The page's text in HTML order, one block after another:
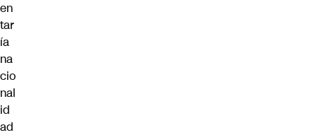
en
tar
ía
na
cio
nal
id
ad